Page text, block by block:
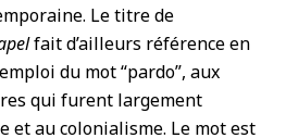
Le titre de
fait d’ailleurs référence en
du mot “pardo”, aux
qui furent largement
et au colonialisme. Le mot est